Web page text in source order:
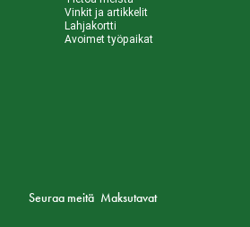
Vinkit ja artikkelit
Lahjakortti
Avoimet työpaikat
Seuraa meitä Maksutavat